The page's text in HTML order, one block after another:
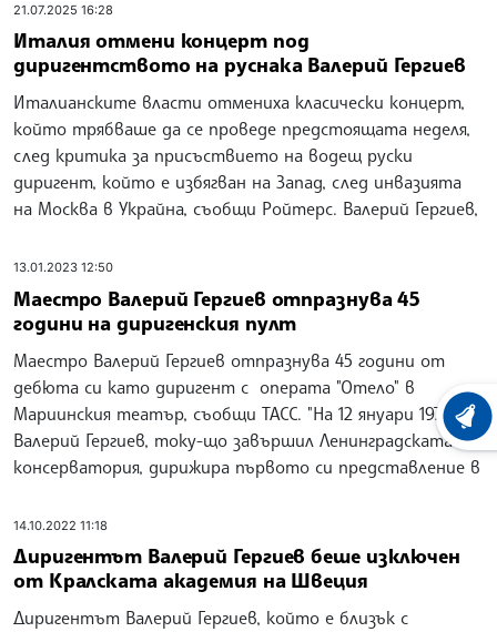
21.07.2025 16:28
Италия отмени концерт под
диригентството на руснака Валерий Гергиев
Италианските власти отмениха класически концерт,
който трябваше да се проведе предстоящата неделя,
след критика за присъствието на водещ руски
диригент, който е избягван на Запад, след инвазията
на Москва в Украйна, съобщи Ройтерс. Валерий Гергиев,
13.01.2023 12:50
Маестро Валерий Гергиев отпразнува 45
години на диригенския пулт
Маестро Валерий Гергиев отпразнува 45 години от
дебюта си като диригент с операта "Отело" в
Мариинския театър, съобщи ТАСС. "На 12 януари 1978 г.
Валерий Гергиев, току-що завършил Ленинградската
консерватория, дирижира първото си представление в
14.10.2022 11:18
Диригентът Валерий Гергиев беше изключен
от Кралската академия на Швеция
Диригентът Валерий Гергиев, който е близък с